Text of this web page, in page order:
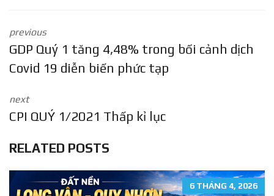
previous
GDP Quý 1 tăng 4,48% trong bối cảnh dịch
Covid 19 diễn biến phức tạp
next
CPI QUÝ 1/2021 Thấp kỉ lục
RELATED POSTS
6 THÁNG 4, 2026